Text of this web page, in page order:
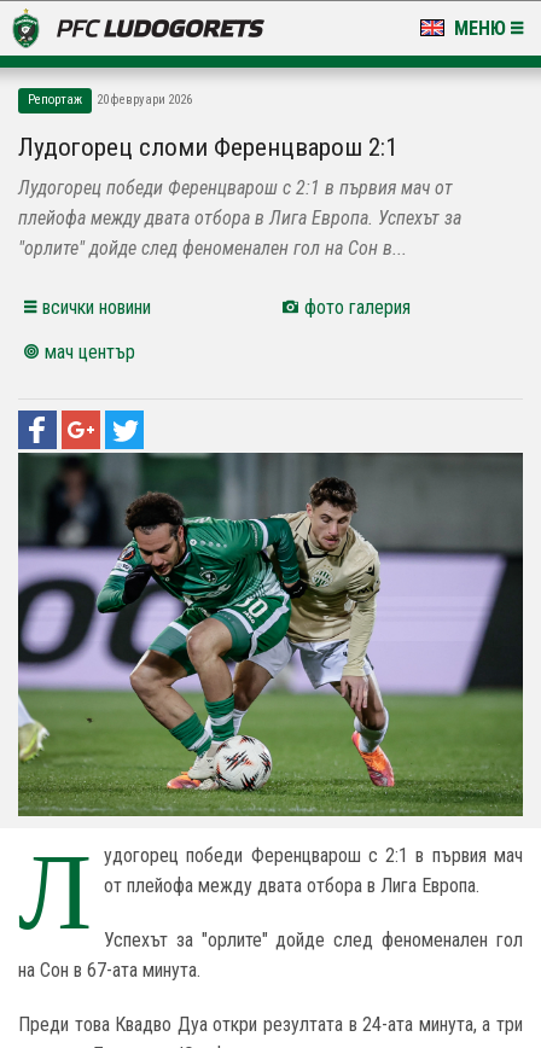
МЕНЮ
LUDOGORETS TV
НА ТЕРЕНА
СТАДИОН & БАЗИ
КЛУБ
ЗА ФЕНОВЕ
Репортаж 20 февруари 2026
Лудогорец сломи Ференцварош 2:1
Лудогорец победи Ференцварош с 2:1 в първия мач от
плейофа между двата отбора в Лига Европа. Успехът за
"орлите" дойде след феноменален гол на Сон в...
всички новини
фото галерия
мач център
Л
удогорец победи Ференцварош с 2:1 в първия мач
от плейофа между двата отбора в Лига Европа.
Успехът за "орлите" дойде след феноменален гол
на Сон в 67-ата минута.
Преди това Квадво Дуа откри резултата в 24-ата минута, а три